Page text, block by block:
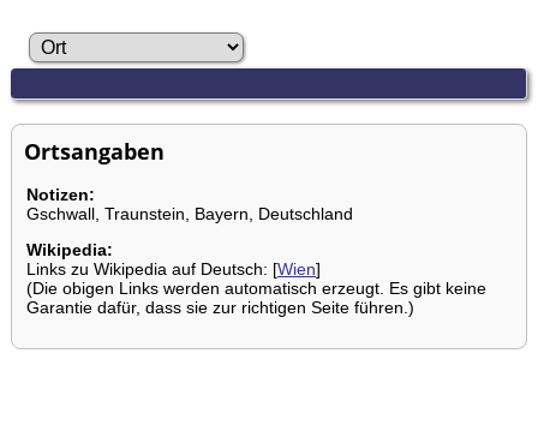
Ortsangaben
Notizen:
Gschwall, Traunstein, Bayern, Deutschland
Wikipedia:
Links zu Wikipedia auf Deutsch: [Wien]
(Die obigen Links werden automatisch erzeugt. Es gibt keine
Garantie dafür, dass sie zur richtigen Seite führen.)